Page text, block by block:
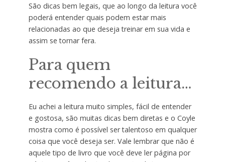
São dicas bem legais, que ao longo da leitura você
poderá entender quais podem estar mais
relacionadas ao que deseja treinar em sua vida e
assim se tornar fera.
Para quem
recomendo a leitura…
Eu achei a leitura muito simples, fácil de entender
e gostosa, são muitas dicas bem diretas e o Coyle
mostra como é possível ser talentoso em qualquer
coisa que você deseja ser. Vale lembrar que não é
aquele tipo de livro que você deve ler página por